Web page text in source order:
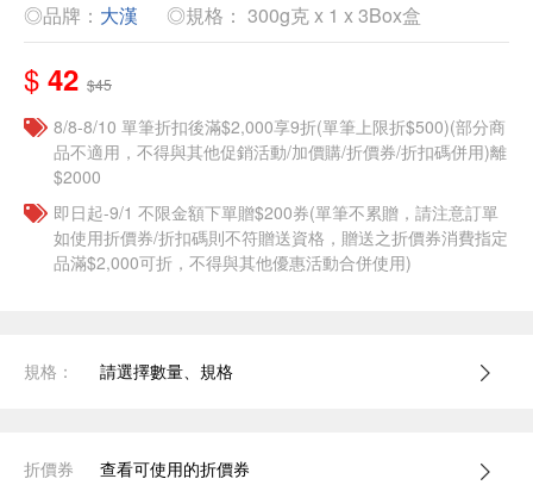
◎品牌： 大漢 ◎規格： 300g克 x 1 x 3Box盒
$ 42 $45
8/8-8/10 單筆折扣後滿$2,000享9折(單筆上限折$500)(部分商
品不適用，不得與其他促銷活動/加價購/折價券/折扣碼併用)離
$2000
即日起-9/1 不限金額下單贈$200券(單筆不累贈，請注意訂單
如使用折價券/折扣碼則不符贈送資格，贈送之折價券消費指定
品滿$2,000可折，不得與其他優惠活動合併使用)
規格： 請選擇數量、規格
折價券 查看可使用的折價券